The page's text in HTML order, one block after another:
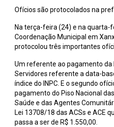
Ofícios são protocolados na
Na terça-feira (24) e na quarta-
Coordenação Municipal em
protocolou três importantes
Um referente ao pagamento da
Servidores referente a data-
índice do INPC. E o segundo
pagamento do Piso Nacional
Saúde e das Agentes
Lei 13708/18 das ACSs e ACE
passa a ser de R$ 1.550,00.